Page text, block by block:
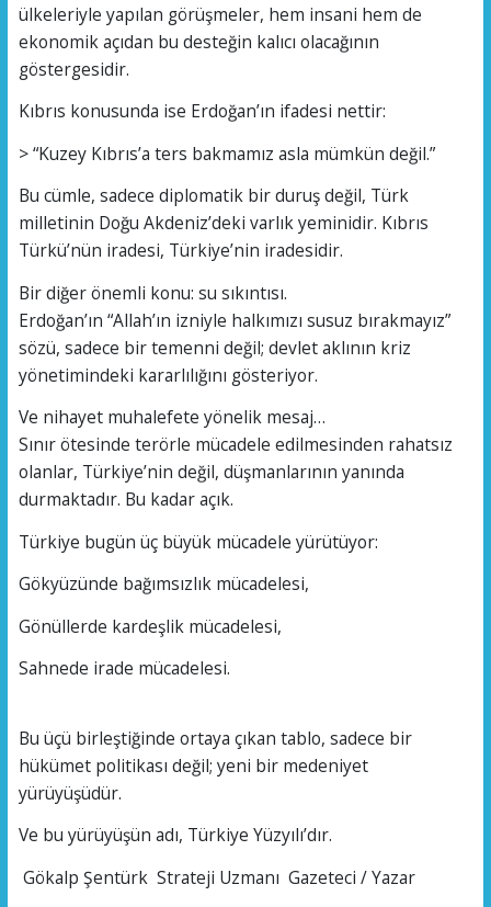
ülkeleriyle yapılan görüşmeler, hem insani hem de
ekonomik açıdan bu desteğin kalıcı olacağının
göstergesidir.
Kıbrıs konusunda ise Erdoğan’ın ifadesi nettir:
> “Kuzey Kıbrıs’a ters bakmamız asla mümkün değil.”
Bu cümle, sadece diplomatik bir duruş değil, Türk
milletinin Doğu Akdeniz’deki varlık yeminidir. Kıbrıs
Türkü’nün iradesi, Türkiye’nin iradesidir.
Bir diğer önemli konu: su sıkıntısı.
Erdoğan’ın “Allah’ın izniyle halkımızı susuz bırakmayız”
sözü, sadece bir temenni değil; devlet aklının kriz
yönetimindeki kararlılığını gösteriyor.
Ve nihayet muhalefete yönelik mesaj…
Sınır ötesinde terörle mücadele edilmesinden rahatsız
olanlar, Türkiye’nin değil, düşmanlarının yanında
durmaktadır. Bu kadar açık.
Türkiye bugün üç büyük mücadele yürütüyor:
Gökyüzünde bağımsızlık mücadelesi,
Gönüllerde kardeşlik mücadelesi,
Sahnede irade mücadelesi.
Bu üçü birleştiğinde ortaya çıkan tablo, sadece bir
hükümet politikası değil; yeni bir medeniyet
yürüyüşüdür.
Ve bu yürüyüşün adı, Türkiye Yüzyılı’dır.
️ Gökalp Şentürk Strateji Uzmanı Gazeteci / Yazar